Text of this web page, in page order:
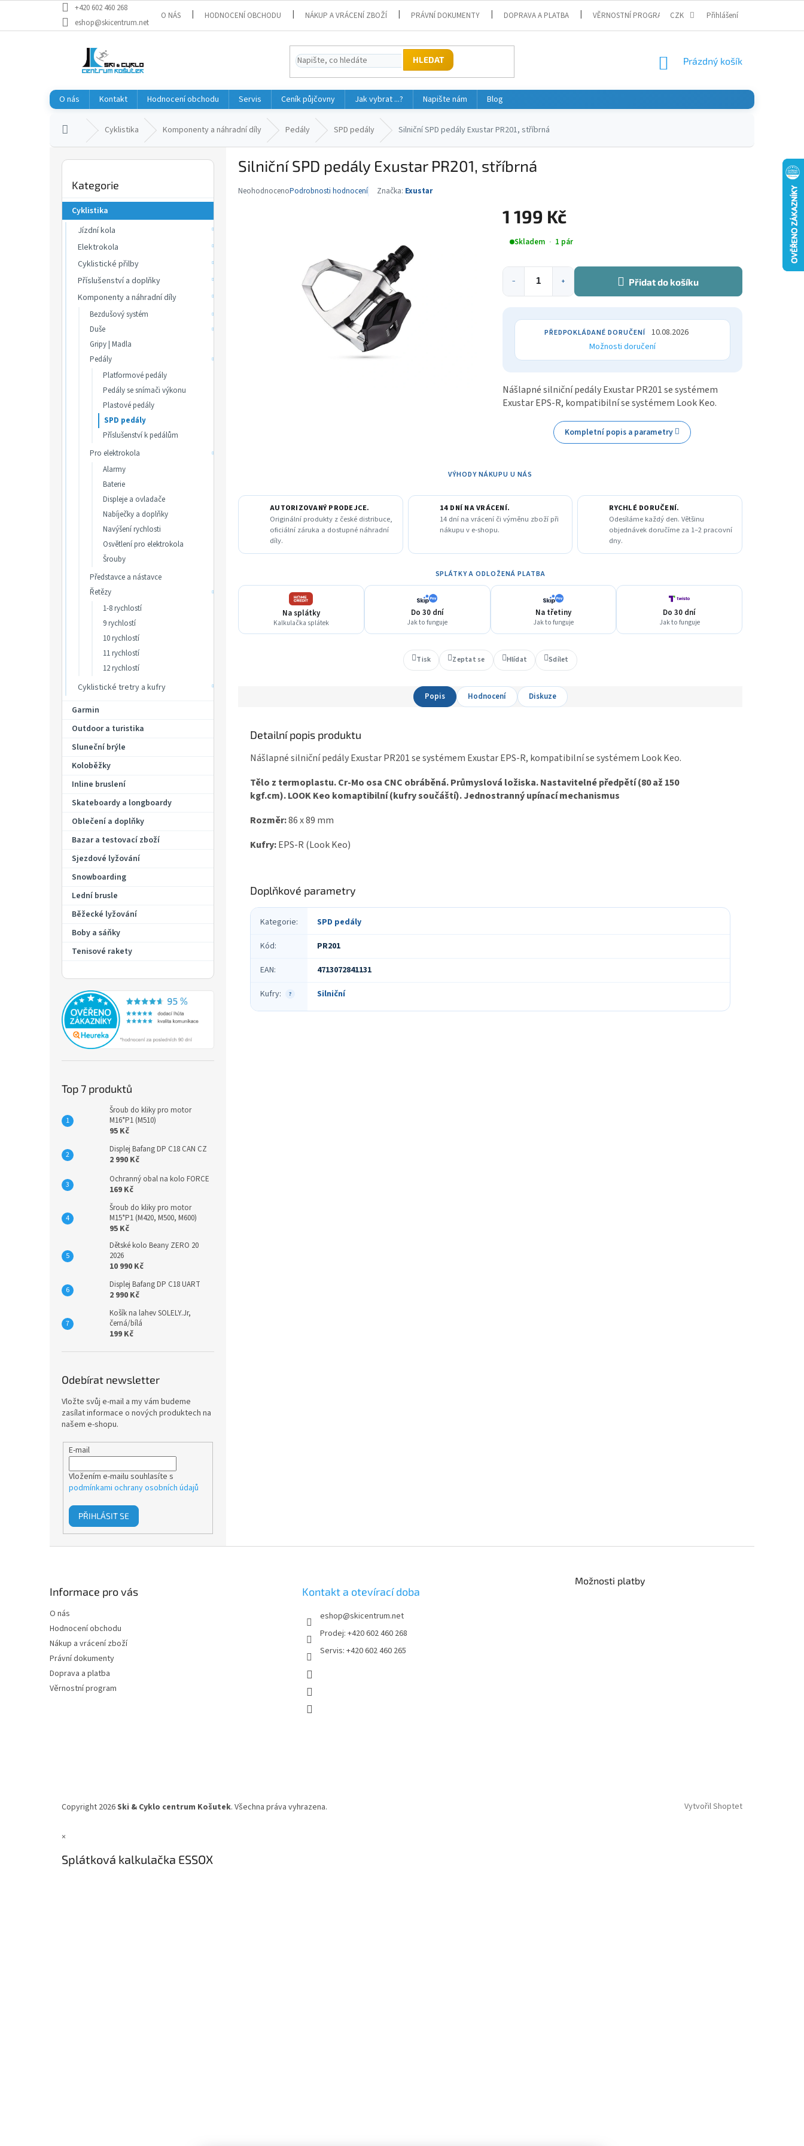
obsah
+420 602 460 268
eshop@skicentrum.net
O NÁS HODNOCENÍ OBCHODU NÁKUP A VRÁCENÍ ZBOŽÍ PRÁVNÍ DOKUMENTY DOPRAVA A PLATBA VĚRNOSTNÍ PROGRAM CZK Přihlášení
HLEDAT
NÁKUPNÍ
Prázdný košík
O nás Kontakt Hodnocení obchodu Servis Ceník půjčovny Jak vybrat ...? Napište nám Blog
Domů Cyklistika Komponenty a náhradní díly Pedály SPD pedály Silniční SPD pedály Exustar PR201, stříbrná
kategorie
Kategorie
Cyklistika
Jízdní kola
Elektrokola
Cyklistické přilby
Příslušenství a doplňky
Komponenty a náhradní díly
Bezdušový systém
Duše
Gripy | Madla
Pedály
Platformové pedály
Pedály se snímači výkonu
Plastové pedály
SPD pedály
Příslušenství k pedálům
Pro elektrokola
Alarmy
Baterie
Displeje a ovladače
Nabíječky a doplňky
Navýšení rychlosti
Osvětlení pro elektrokola
Šrouby
Představce a nástavce
Řetězy
1-8 rychlostí
9 rychlostí
10 rychlostí
11 rychlostí
12 rychlostí
Cyklistické tretry a kufry
Garmin
Outdoor a turistika
Sluneční brýle
Koloběžky
Inline bruslení
Skateboardy a longboardy
Oblečení a doplňky
Bazar a testovací zboží
Sjezdové lyžování
Snowboarding
Lední brusle
Běžecké lyžování
Boby a sáňky
Tenisové rakety
Top 7 produktů
Šroub do kliky pro motor
M16*P1 (M510)
95 Kč
Displej Bafang DP C18 CAN CZ
2 990 Kč
Ochranný obal na kolo FORCE
169 Kč
Šroub do kliky pro motor
M15*P1 (M420, M500, M600)
95 Kč
Dětské kolo Beany ZERO 20
2026
10 990 Kč
Displej Bafang DP C18 UART
2 990 Kč
Košík na lahev SOLELY.Jr,
černá/bílá
199 Kč
Odebírat newsletter
Vložte svůj e-mail a my vám budeme
zasílat informace o nových produktech na
našem e-shopu.
E-mail
Vložením e-mailu souhlasíte s
podmínkami ochrany osobních údajů
PŘIHLÁSIT SE
Silniční SPD pedály Exustar PR201, stříbrná
Průměrné
NeohodnocenoPodrobnosti hodnocení Značka: Exustar
1 199 Kč
Měrná
cena:
Skladem 1 pár
+
− Přidat do košíku
10.08.2026
Možnosti doručení
Nášlapné silniční pedály Exustar PR201 se systémem
Exustar EPS-R, kompatibilní se systémem Look Keo.
Kompletní popis a parametry
VÝHODY NÁKUPU U NÁS
AUTORIZOVANÝ PRODEJCE.
Originální produkty z české distribuce,
oficiální záruka a dostupné náhradní
díly.
14 DNÍ NA VRÁCENÍ.
14 dní na vrácení či výměnu zboží při
nákupu v e-shopu.
RYCHLÉ DORUČENÍ.
Odesíláme každý den. Většinu
objednávek doručíme za 1–2 pracovní
dny.
SPLÁTKY A ODLOŽENÁ PLATBA
Na splátky
Kalkulačka splátek
Do 30 dní
Jak to funguje
Na třetiny
Jak to funguje
Do 30 dní
Jak to funguje
Tisk Zeptat se Hlídat Sdílet
Popis Hodnocení Diskuze
Detailní popis produktu
Nášlapné silniční pedály Exustar PR201 se systémem Exustar EPS-R, kompatibilní se systémem Look Keo.
Tělo z termoplastu. Cr-Mo osa CNC obráběná. Průmyslová ložiska. Nastavitelné předpětí (80 až 150
kgf.cm). LOOK Keo komaptibilní (kufry součáští). Jednostranný upínací mechanismus
Rozměr:86 x 89 mm
Kufry:EPS-R (Look Keo)
Doplňkové parametry
Kategorie:
SPD pedály
Kód:
PR201
EAN: 4713072841131
?
Kufry: Silniční
Informace pro vás
O nás
Hodnocení obchodu
Nákup a vrácení zboží
Právní dokumenty
Doprava a platba
Věrnostní program
Kontakt a otevírací doba
eshop@skicentrum.net
Prodej: +420 602 460 268
Servis: +420 602 460 265
Možnosti platby
Vytvořil Shoptet
Copyright 2026Ski & Cyklo centrum Košutek. Všechna práva vyhrazena.
×
Splátková kalkulačka ESSOX